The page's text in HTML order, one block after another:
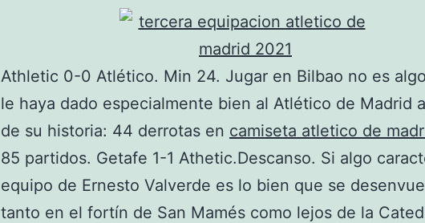
Athletic 0-0 Atlético. Min 24. Jugar en Bilbao no es
le haya dado especialmente bien al Atlético de Madrid
de su historia: 44 derrotas en camiseta atletico de
85 partidos. Getafe 1-1 Athetic.Descanso. Si algo
equipo de Ernesto Valverde es lo bien que se
tanto en el fortín de San Mamés como lejos de la